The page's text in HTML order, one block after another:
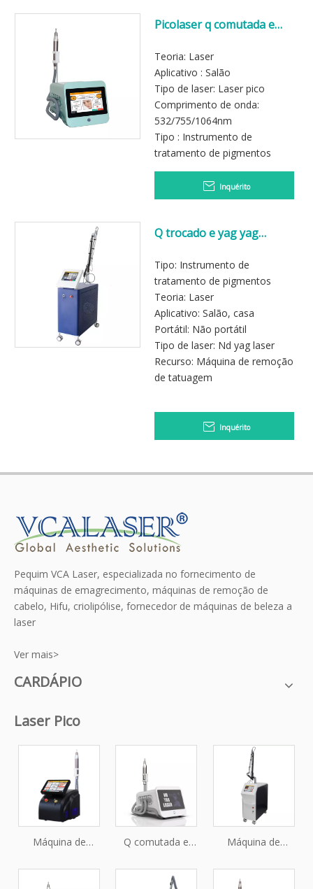
Picolaser q comutada e
laser yag máquina a laser
Teoria: Laser
Aplicativo : Salão
Tipo de laser: Laser pico
Comprimento de onda:
532/755/1064nm
Tipo : Instrumento de
tratamento de pigmentos
Inquérito
Q trocado e yag yag
pigmentação tatuagem
Máquina de remoção
Máquina de fábrica Preço
Tipo: Instrumento de
tratamento de pigmentos
Teoria: Laser
Aplicativo: Salão, casa
Portátil: Não portátil
Tipo de laser: Nd yag laser
Recurso: Máquina de remoção
de tatuagem
Inquérito
Pequim VCA Laser, especializada no fornecimento de
máquinas de emagrecimento, máquinas de remoção de
cabelo, Hifu, criolipólise, fornecedor de máquinas de beleza a
laser
Ver mais>
CARDÁPIO
Laser Pico
Máquina de
tatuagem a laser
Q comutada e
tatuagem a laser
Máquina de
remoção de